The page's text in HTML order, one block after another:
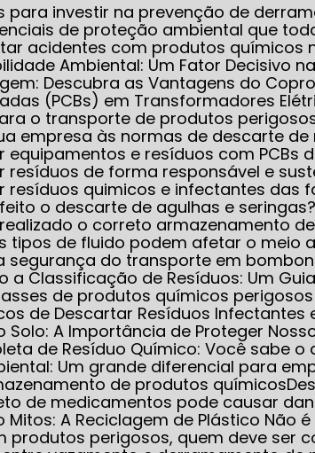
para investir na prevenção de
de proteção ambiental que
acidentes com produtos químicos
Ambiental: Um Fator Decisivo
Descubra as Vantagens do
(PCBs) em Transformadores
o transporte de produtos
empresa às normas de descarte
equipamentos e resíduos com
resíduos de forma responsável e
resíduos quimicos e infectantes das
feito o descarte de agulhas e seringas?
realizado o correto armazenamento
tipos de fluido podem afetar o meio
segurança do transporte em
a Classificação de Resíduos: Um
de produtos químicos perigosos
de Descartar Resíduos
Solo: A Importância de Proteger
de Resíduo Químico: Você sabe o
Um grande diferencial para
de produtos químicos
de medicamentos pode causar
Mitos: A Reciclagem de Plástico Não
produtos perigosos, quem deve ser